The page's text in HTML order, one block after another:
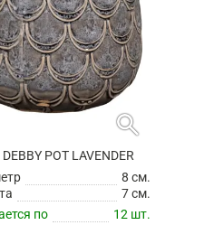
search
POT LAVENDER
8 см.
7 см.
по
12 шт.